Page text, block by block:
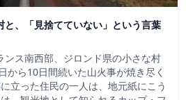
と、「見捨てていない」という言葉
ス南西部、ジロンド県の小さな村
から10日間続いた山火事が焼き尽く
立った住民の一人は、地元紙にこう